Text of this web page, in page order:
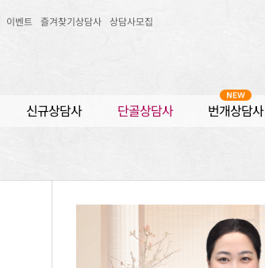
이벤트 즐겨찾기상담사 상담사모집
신규상담사 단골상담사 번개상담사